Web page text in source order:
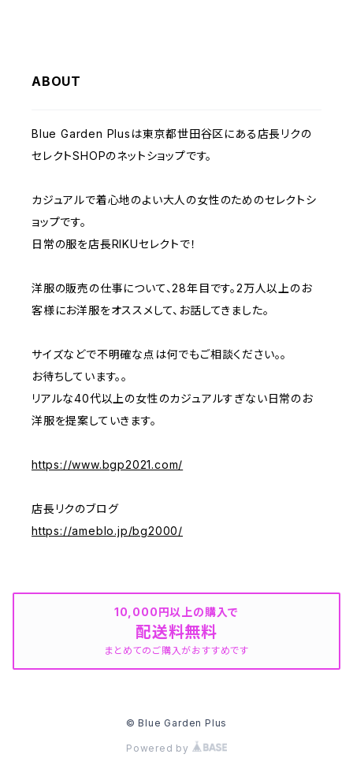
ABOUT
Blue Garden Plusは東京都世田谷区にある店長リクの
セレクトSHOPのネットショップです。
カジュアルで着心地のよい大人の女性のためのセレクトシ
ョップです。
日常の服を店長RIKUセレクトで！
洋服の販売の仕事について、28年目です。2万人以上のお
客様にお洋服をオススメして、お話してきました。
サイズなどで不明確な点は何でもご相談ください。。
お待ちしています。。
リアルな40代以上の女性のカジュアルすぎない日常のお
洋服を提案していきます。
https://www.bgp2021.com/
店長リクのブログ
https://ameblo.jp/bg2000/
10,000円以上の購入で
配送料無料
まとめてのご購入がおすすめです
© Blue Garden Plus
Powered by